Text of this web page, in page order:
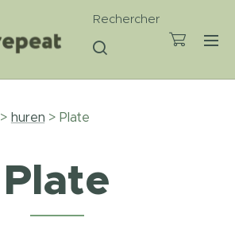
Rechercher
> huren > Plate
Plate